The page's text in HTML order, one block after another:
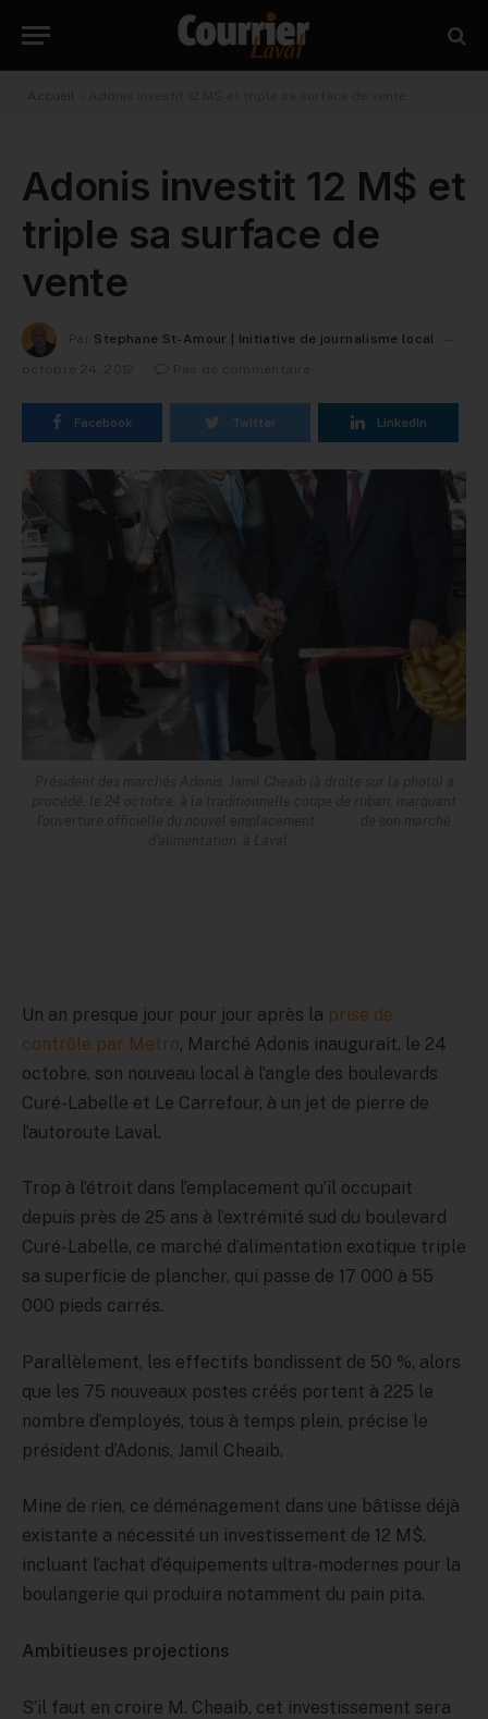
Adonis investit 12 M$ et
triple sa surface de
vente
Stephane St-Amour | Initiative de journalisme local
Facebook Twitter LinkedIn
Un an presque jour pour jour après la prise de
contrôle par Metro, Marché Adonis inaugurait, le 24
octobre, son nouveau local à l’angle des boulevards
Curé-Labelle et Le Carrefour, à un jet de pierre de
l’autoroute Laval.
Trop à l’étroit dans l’emplacement qu’il occupait
depuis près de 25 ans à l’extrémité sud du boulevard
Curé-Labelle, ce marché d’alimentation exotique triple
sa superficie de plancher, qui passe de 17 000 à 55
000 pieds carrés.
Parallèlement, les effectifs bondissent de 50 %, alors
que les 75 nouveaux postes créés portent à 225 le
nombre d’employés, tous à temps plein, précise le
président d’Adonis, Jamil Cheaib.
Mine de rien, ce déménagement dans une bâtisse déjà
existante a nécessité un investissement de 12 M$,
incluant l’achat d’équipements ultra-modernes pour la
boulangerie qui produira notamment du pain pita.
Ambitieuses projections
S’il faut en croire M. Cheaib, cet investissement sera